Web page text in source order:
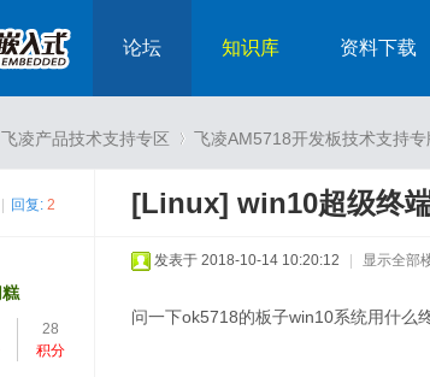
论坛 知识库 资料下载
飞凌产品技术支持专区 飞凌AM5718开发板技术支持专
回复: 2 [Linux] win10超级终
28
积分
发表于 2018-10-14 10:20:12 显示全部
问一下ok5718的板子win10系统用什么